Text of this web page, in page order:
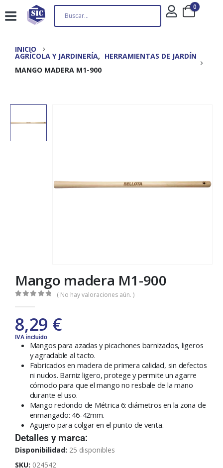
0
INICIO
AGRÍCOLA Y JARDINERÍA, HERRAMIENTAS DE JARDÍN
MANGO MADERA M1-900
Mango madera M1-900
( No hay valoraciones aún. )
8,29 €
IVA incluido
Mangos para azadas y picachones barnizados, ligeros
y agradable al tacto.
Fabricados en madera de primera calidad, sin defectos
ni nudos. Barniz ligero, protege y permite un agarre
cómodo para que el mango no resbale de la mano
durante el uso.
Mango redondo de Métrica 6: diámetros en la zona de
enmangado: 46-42mm.
Agujero para colgar en el punto de venta.
Detalles y marca:
Disponibilidad: 25 disponibles
SKU: 024542